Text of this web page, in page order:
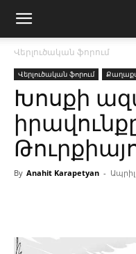
Վերլուծական ֆորում
Վերլուծական ֆորում
Խոսքի
By Anahit Karapetyan - Ապրիլ